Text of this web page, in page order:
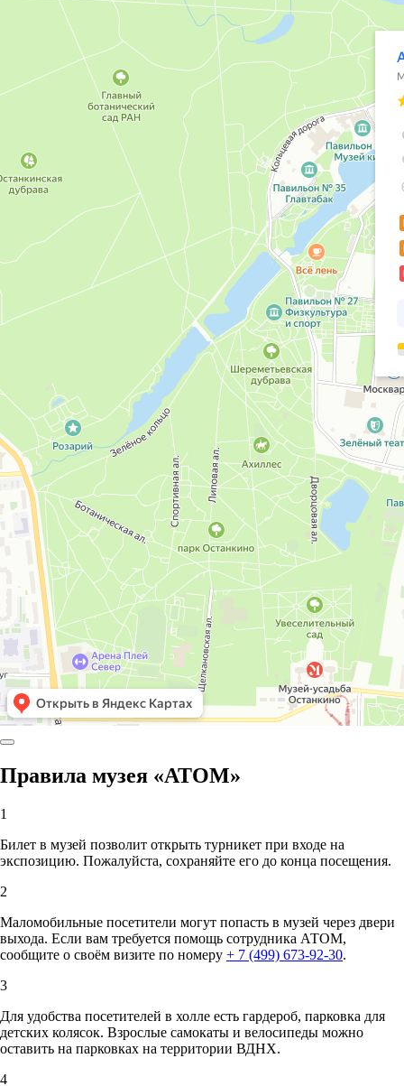
Правила музея «АТОМ»
1
Билет в музей позволит открыть турникет при входе на
экспозицию. Пожалуйста, сохраняйте его до конца посещения.
2
Маломобильные посетители могут попасть в музей через двери
выхода. Если вам требуется помощь сотрудника АТОМ,
сообщите о своём визите по номеру + 7 (499) 673-92-30.
3
Для удобства посетителей в холле есть гардероб, парковка для
детских колясок. Взрослые самокаты и велосипеды можно
оставить на парковках на территории ВДНХ.
4